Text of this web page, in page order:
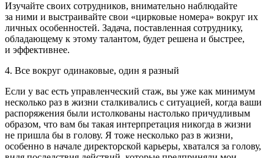
Изучайте своих сотрудников, внимательно наблюдайте
за ними и выстраивайте свои «цирковые номера» вокруг их
личных особенностей. Задача, поставленная сотруднику,
обладающему к этому талантом, будет решена и быстрее,
и эффективнее.
4. Все вокруг одинаковые, один я разный
Если у вас есть управленческий стаж, вы уже как минимум
несколько раз в жизни сталкивались с ситуацией, когда ваши
распоряжения были истолкованы настолько причудливым
образом, что вам бы такая интерпретация никогда в жизни
не пришла бы в голову. Я тоже несколько раз в жизни,
особенно в начале директорской карьеры, хватался за голову,